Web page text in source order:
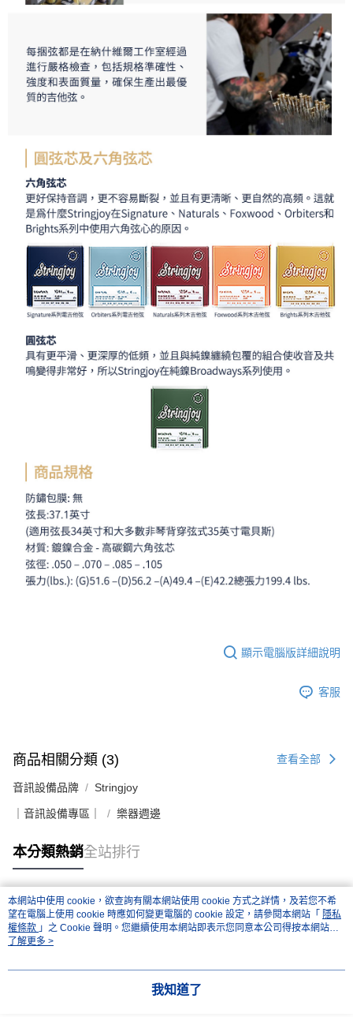
顯示電腦版詳細說明
客服
商品相關分類 (3) 查看全部
音訊設備品牌 Stringjoy
｜音訊設備專區｜ 樂器週邊
本分類熱銷全站排行
熱門標籤
本網站中使用 cookie，欲查詢有關本網站使用 cookie 方式之詳情，及若您不希
望在電腦上使用 cookie 時應如何變更電腦的 cookie 設定，請參閱本網站「 隱私
權條款 」之 Cookie 聲明。您繼續使用本網站即表示您同意本公司得按本網站使
用條款之 Cookie 聲明使用 cookie。
了解更多 >
我知道了